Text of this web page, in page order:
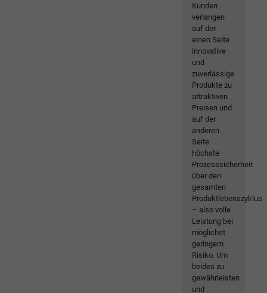
Kunden
verlangen
auf der
einen Seite
innovative
und
zuverlässige
Produkte zu
attraktiven
Preisen und
auf der
anderen
Seite
höchste
Prozesssicherheit
über den
gesamten
Produktlebenszyklus
– also volle
Leistung bei
möglichst
geringem
Risiko. Um
beides zu
gewährleisten
und